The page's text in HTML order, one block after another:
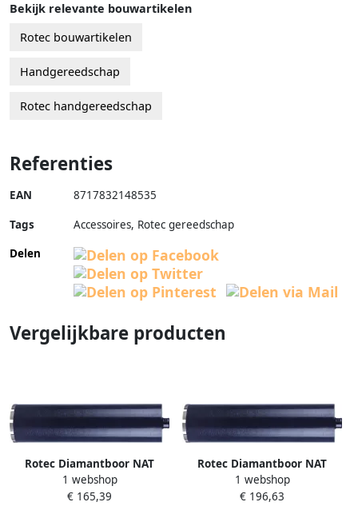
Bekijk relevante bouwartikelen
Rotec bouwartikelen
Handgereedschap
Rotec handgereedschap
Referenties
EAN 8717832148535
Tags
Accessoires, Rotec gereedschap
Delen
Vergelijkbare producten
Rotec Diamantboor NAT
111x400xM30 (10)24x2 5x9 0
blauw 7701113
1 webshop
€ 165,39
Rotec Diamantboor NAT
105x400xM30 (9)24x2 5x9 0
blauw 7701053
1 webshop
€ 196,63